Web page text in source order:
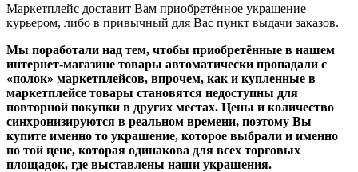
Маркетплейс доставит Вам приобретённое украшение
курьером, либо в привычный для Вас пункт выдачи заказов.
Мы поработали над тем, чтобы приобретённые в нашем
интернет-магазине товары автоматически пропадали с
«полок» маркетплейсов, впрочем, как и купленные в
маркетплейсе товары становятся недоступны для
повторной покупки в других местах. Цены и количество
синхронизируются в реальном времени, поэтому Вы
купите именно то украшение, которое выбрали и именно
по той цене, которая одинакова для всех торговых
площадок, где выставлены наши украшения.